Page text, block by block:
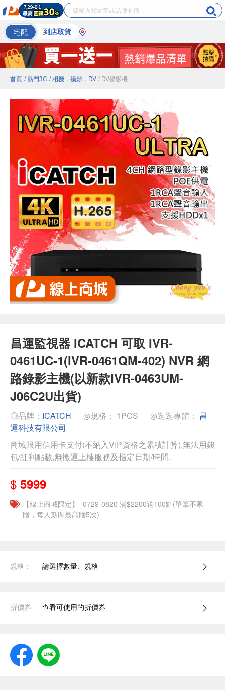
宅配 到店取貨
首頁 / 熱門3C / 相機．攝影．DV / DV攝影機
昌運監視器 ICATCH 可取 IVR-
0461UC-1(IVR-0461QM-402) NVR 網
路錄影主機(以新款IVR-0463UM-
J06C2U出貨)
◎品牌： ICATCH ◎規格： 1PCS ◎逛逛專館： 昌
運科技有限公司
商城限用信用卡支付(不納入VIP資格之累積計算),無法用錢
包/紅利點數,無搬運上樓服務及指定日期/時間.
$ 5999
【線上商城限定】_0729-0820 滿$2200送100點(單筆不累
贈，每人期間最高贈5次)
規格： 請選擇數量、規格
折價券 查看可使用的折價券